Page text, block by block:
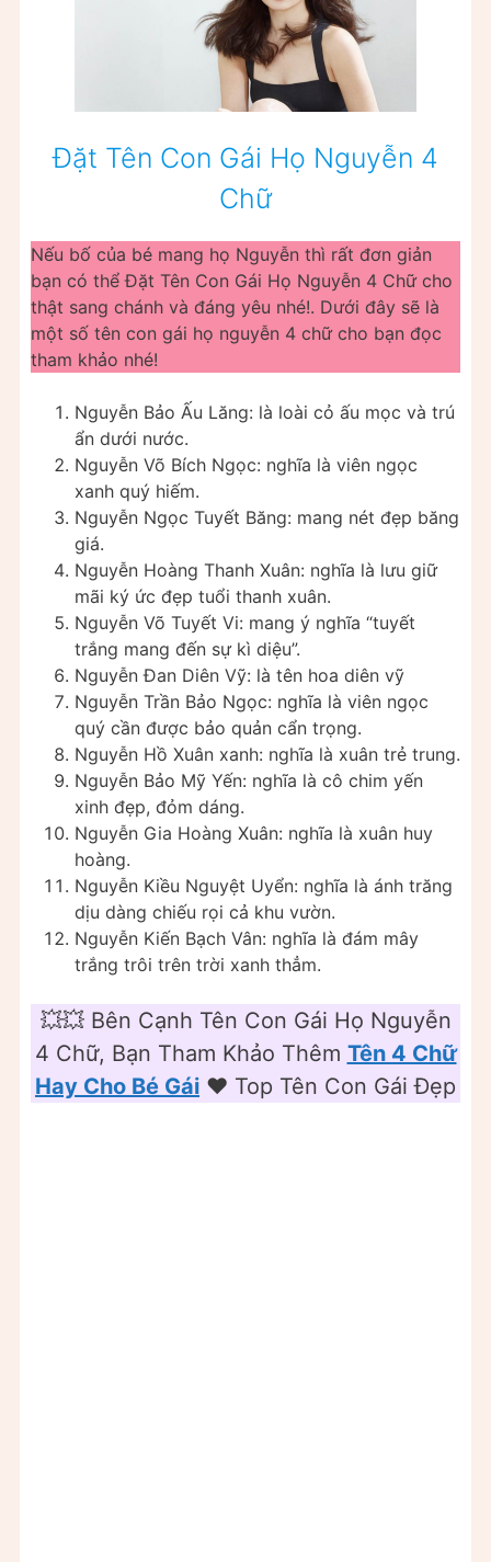
Đặt Tên Con Gái Họ Nguyễn 4
Chữ
Nếu bố của bé mang họ Nguyễn thì rất đơn giản
bạn có thể Đặt Tên Con Gái Họ Nguyễn 4 Chữ cho
thật sang chánh và đáng yêu nhé!. Dưới đây sẽ là
một số tên con gái họ nguyễn 4 chữ cho bạn đọc
tham khảo nhé!
Nguyễn Bảo Ấu Lăng: là loài cỏ ấu mọc và trú
ẩn dưới nước.
Nguyễn Võ Bích Ngọc: nghĩa là viên ngọc
xanh quý hiếm.
Nguyễn Ngọc Tuyết Băng: mang nét đẹp băng
giá.
Nguyễn Hoàng Thanh Xuân: nghĩa là lưu giữ
mãi ký ức đẹp tuổi thanh xuân.
Nguyễn Võ Tuyết Vi: mang ý nghĩa “tuyết
trắng mang đến sự kì diệu”.
Nguyễn Đan Diên Vỹ: là tên hoa diên vỹ
Nguyễn Trần Bảo Ngọc: nghĩa là viên ngọc
quý cần được bảo quản cẩn trọng.
Nguyễn Hồ Xuân xanh: nghĩa là xuân trẻ trung.
Nguyễn Bảo Mỹ Yến: nghĩa là cô chim yến
xinh đẹp, đỏm dáng.
Nguyễn Gia Hoàng Xuân: nghĩa là xuân huy
hoàng.
Nguyễn Kiều Nguyệt Uyển: nghĩa là ánh trăng
dịu dàng chiếu rọi cả khu vườn.
Nguyễn Kiến Bạch Vân: nghĩa là đám mây
trắng trôi trên trời xanh thẳm.
💥💥 Bên Cạnh Tên Con Gái Họ Nguyễn
4 Chữ, Bạn Tham Khảo Thêm Tên 4 Chữ
Hay Cho Bé Gái ❤️️ Top Tên Con Gái Đẹp